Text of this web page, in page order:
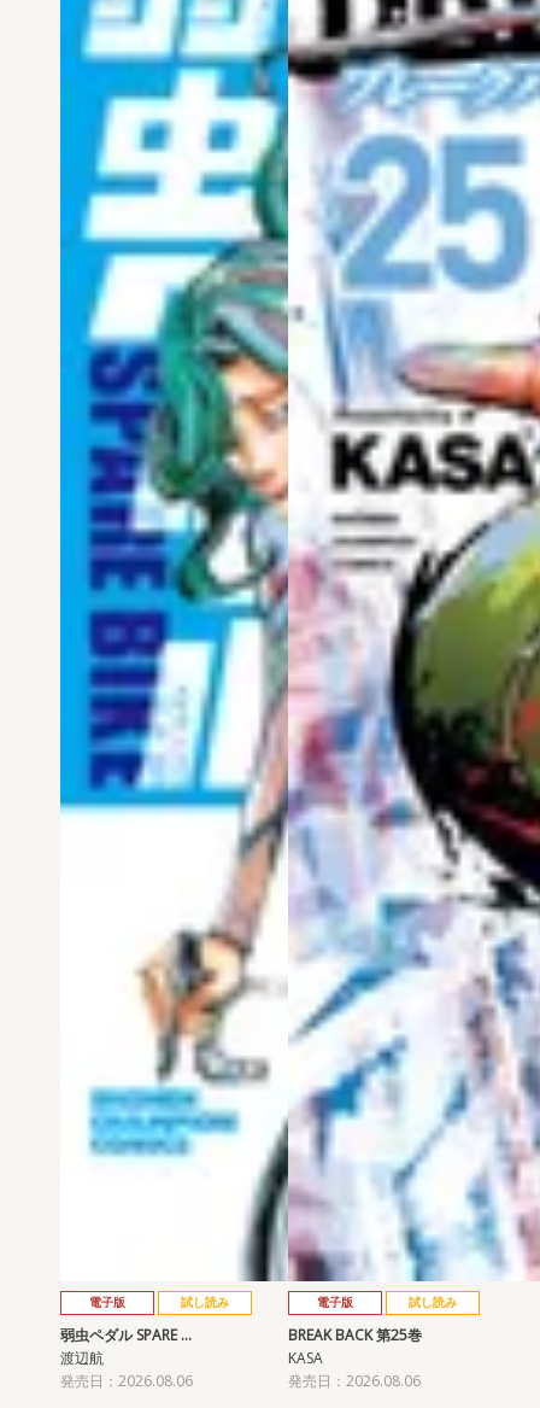
電子版 試し読み
弱虫ペダル SPARE …
渡辺航
発売日：2026.08.06
電子版 試し読み
BREAK BACK 第25巻
KASA
発売日：2026.08.06